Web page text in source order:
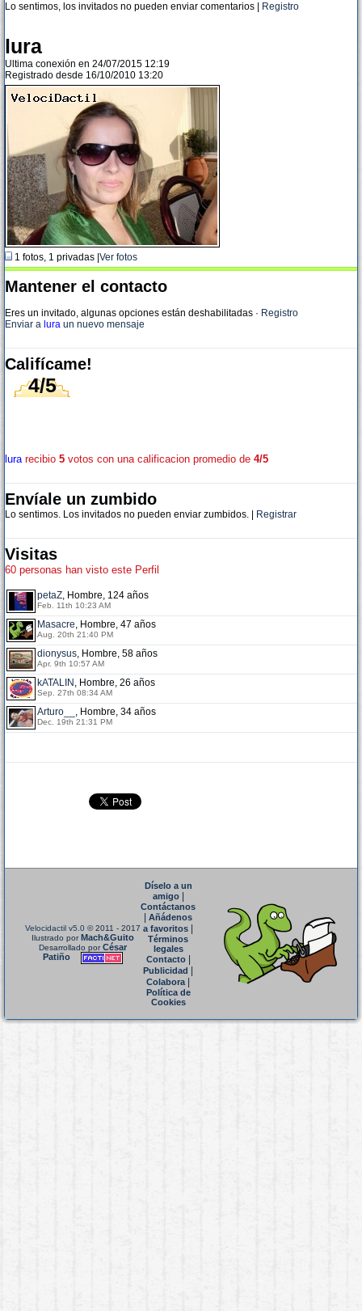
Lo sentimos, los invitados no pueden enviar comentarios | Registro
lura
Ultima conexión en 24/07/2015 12:19
Registrado desde 16/10/2010 13:20
1 fotos, 1 privadas | Ver fotos
Mantener el contacto
Eres un invitado, algunas opciones están deshabilitadas · Registro
Enviar a lura un nuevo mensaje
Califícame!
4/5
lurarecibio 5 votos con una calificacion promedio de 4/5
Envíale un zumbido
Lo sentimos. Los invitados no pueden enviar zumbidos. | Registrar
Visitas
60 personas han visto este Perfil
petaZ, Hombre, 124 años
Feb. 11th 10:23 AM
Masacre, Hombre, 47 años
Aug. 20th 21:40 PM
dionysus, Hombre, 58 años
Apr. 9th 10:57 AM
kATALIN , Hombre, 26 años
Sep. 27th 08:34 AM
Arturo__ , Hombre, 34 años
Dec. 19th 21:31 PM
Velocidactil v5.0 © 2011 - 2017
Ilustrado porMach&Guito
Desarrollado porCésar
Patiño
Díselo a un
amigo|
Contáctanos
Añádenos
a favoritos
Términos
legales
Contacto|
Publicidad
Colabora|
Política de
Cookies